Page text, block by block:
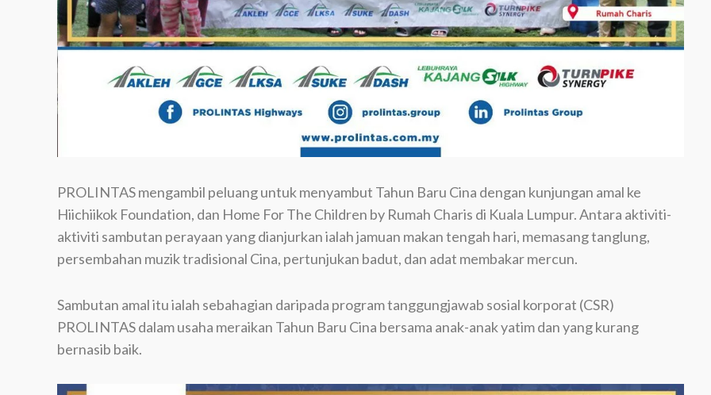
PROLINTAS mengambil peluang untuk menyambut Tahun Baru Cina dengan kunjungan amal ke
Hiichiikok Foundation, dan Home For The Children by Rumah Charis di Kuala Lumpur. Antara aktiviti-
aktiviti sambutan perayaan yang dianjurkan ialah jamuan makan tengah hari, memasang tanglung,
persembahan muzik tradisional Cina, pertunjukan badut, dan adat membakar mercun.
Sambutan amal itu ialah sebahagian daripada program tanggungjawab sosial korporat (CSR)
PROLINTAS dalam usaha meraikan Tahun Baru Cina bersama anak-anak yatim dan yang kurang
bernasib baik.